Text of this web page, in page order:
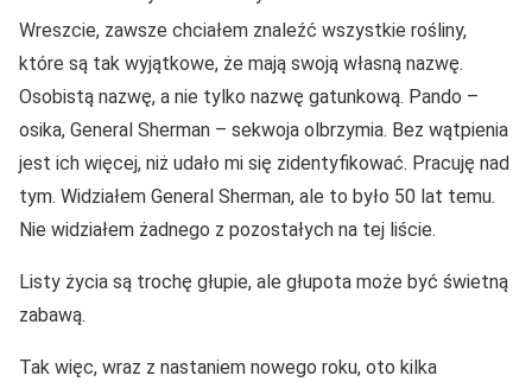
Wreszcie, zawsze chciałem znaleźć wszystkie rośliny,
które są tak wyjątkowe, że mają swoją własną nazwę.
Osobistą nazwę, a nie tylko nazwę gatunkową. Pando –
osika, General Sherman – sekwoja olbrzymia. Bez wątpienia
jest ich więcej, niż udało mi się zidentyfikować. Pracuję nad
tym. Widziałem General Sherman, ale to było 50 lat temu.
Nie widziałem żadnego z pozostałych na tej liście.
Listy życia są trochę głupie, ale głupota może być świetną
zabawą.
Tak więc, wraz z nastaniem nowego roku, oto kilka